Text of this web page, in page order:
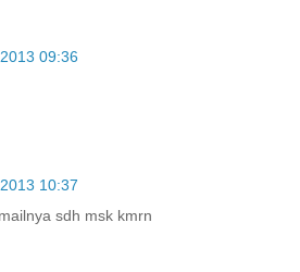
09:36
10:37
sdh msk kmrn